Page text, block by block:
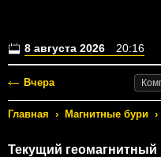
8 августа 2026 20:16
Вчера
Главная › Магнитные бури ›
Текущий геомагнитный